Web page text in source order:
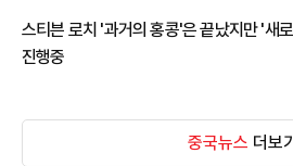
스티븐 로치 '과거의 홍콩'은 끝났지만 '새
진행중
중국뉴스 더보기